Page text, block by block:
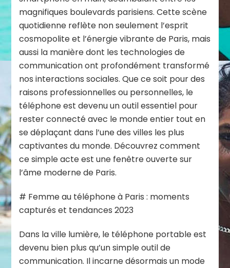
magnifiques boulevards parisiens. Cette scène
quotidienne reflète non seulement l’esprit
cosmopolite et l’énergie vibrante de Paris, mais
aussi la manière dont les technologies de
communication ont profondément transformé
nos interactions sociales. Que ce soit pour des
raisons professionnelles ou personnelles, le
téléphone est devenu un outil essentiel pour
rester connecté avec le monde entier tout en
se déplaçant dans l’une des villes les plus
captivantes du monde. Découvrez comment
ce simple acte est une fenêtre ouverte sur
l’âme moderne de Paris.
# Femme au téléphone à Paris : moments
capturés et tendances 2023
Dans la ville lumière, le téléphone portable est
devenu bien plus qu’un simple outil de
communication. Il incarne désormais un mode